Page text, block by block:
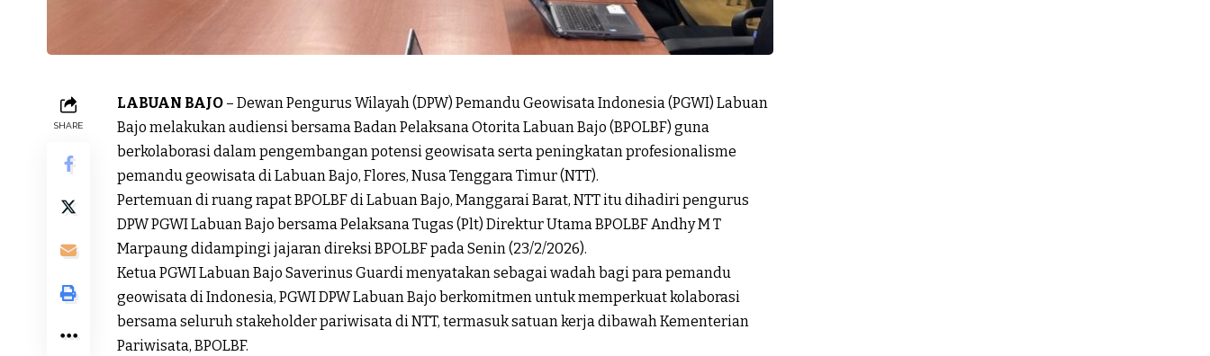
SHARE
LABUAN BAJO – Dewan Pengurus Wilayah (DPW) Pemandu Geowisata Indonesia (PGWI) Labuan
Bajo melakukan audiensi bersama Badan Pelaksana Otorita Labuan Bajo (BPOLBF) guna
berkolaborasi dalam pengembangan potensi geowisata serta peningkatan profesionalisme
pemandu geowisata di Labuan Bajo, Flores, Nusa Tenggara Timur (NTT).
Pertemuan di ruang rapat BPOLBF di Labuan Bajo, Manggarai Barat, NTT itu dihadiri pengurus
DPW PGWI Labuan Bajo bersama Pelaksana Tugas (Plt) Direktur Utama BPOLBF Andhy M T
Marpaung didampingi jajaran direksi BPOLBF pada Senin (23/2/2026).
Ketua PGWI Labuan Bajo Saverinus Guardi menyatakan sebagai wadah bagi para pemandu
geowisata di Indonesia, PGWI DPW Labuan Bajo berkomitmen untuk memperkuat kolaborasi
bersama seluruh stakeholder pariwisata di NTT, termasuk satuan kerja dibawah Kementerian
Pariwisata, BPOLBF.